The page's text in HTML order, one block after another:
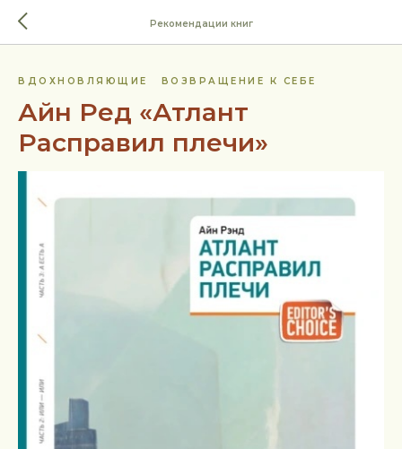
Рекомендации книг
ВДОХНОВЛЯЮЩИЕ ВОЗВРАЩЕНИЕ К СЕБЕ
Айн Ред «Атлант
Расправил плечи»